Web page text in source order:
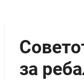
за